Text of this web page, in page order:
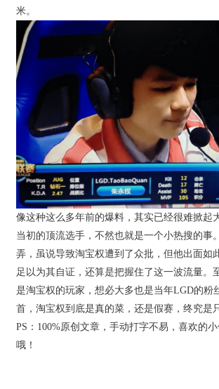
米。
像这种这么多年前的爆料，其实已经很难掀起
当初的顶流选手，不然也就是一个小热搜的事
弄，虽说导致淘宝权遭到了众批，但他出面如
足以为其自证，还算是把握住了这一波流量。
是淘宝权的玩家，想必大多也是当年LGD的粉
首，淘宝权到底是真的菜，还是假赛，终究是
PS：100%原创文章，手动打字不易，喜欢的
哦！